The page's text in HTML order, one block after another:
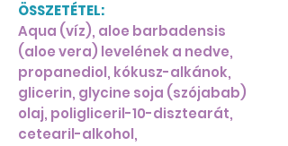
ÖSSZETÉTEL:
Aqua (víz), aloe barbadensis
(aloe vera) levelének a nedve,
propanediol, kókusz-alkánok,
glicerin, glycine soja (szójabab)
olaj, poligliceril-10-disztearát,
cetearil-alkohol,